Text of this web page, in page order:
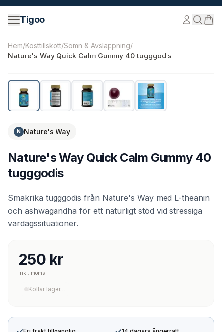
Hoppa till innehåll
Tigoo
©2026Nutri Nordic AB.Alla rättigheter förbehållna.
Hem/Kosttillskott/Sömn & Avslappning/
Nature's Way Quick Calm Gummy 40 tugggodis
N Nature's Way
Nature's Way Quick Calm Gummy 40
tugggodis
Smakrika tugggodis från Nature's Way med L-theanin
och ashwagandha för ett naturligt stöd vid stressiga
vardagssituationer.
250 kr
Inkl. moms
Kollar lager…